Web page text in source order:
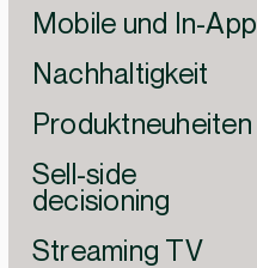
Mobile und In-App
Nachhaltigkeit
Produktneuheiten
Sell-side
decisioning
Streaming TV